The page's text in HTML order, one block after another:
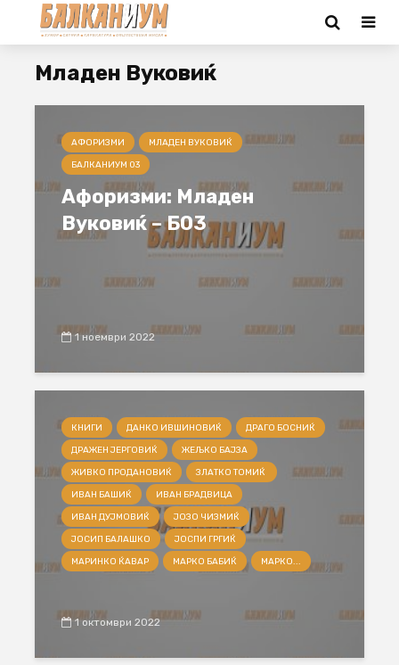
Младен Вуковиќ
АФОРИЗМИ МЛАДЕН ВУКОВИЌ
БАЛКАНИУМ 03
Афоризми: Младен
Вуковиќ – Б03
1 ноември 2022
КНИГИ ДАНКО ИВШИНОВИЌ ДРАГО БОСНИЌ
ДРАЖЕН ЈЕРГОВИЌ ЖЕЉКО БАЈЗА
ЖИВКО ПРОДАНОВИЌ ЗЛАТКО ТОМИЌ
ИВАН БАШИЌ ИВАН БРАДВИЦА
ИВАН ДУЈМОВИЌ ЈОЗО ЧИЗМИЌ
ЈОСИП БАЛАШКО ЈОСПИ ГРГИЌ
МАРИНКО ЌАВАР МАРКО БАБИЌ МАРКО...
1 октомври 2022